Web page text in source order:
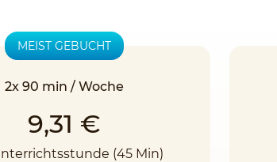
MEIST GEBUCHT
2x 90 min / Woche
9,31 €
(45 Min)